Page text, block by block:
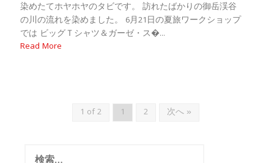
染めたてホヤホヤのタビです。 訪れたばかりの御岳渓谷
の川の流れを染めました。 6月21日の夏旅ワークショップ
では ビッグＴシャツ＆ガーゼ・ス�...
Read More
1 of 2 1 2 次へ »